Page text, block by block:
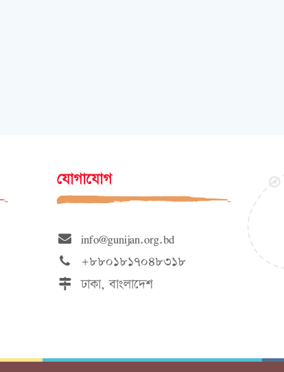
যোগাযোগ
info@gunijan.org.bd
+৮৮০১৮১৭০৪৮৩১৮
ঢাকা, বাংলাদেশ